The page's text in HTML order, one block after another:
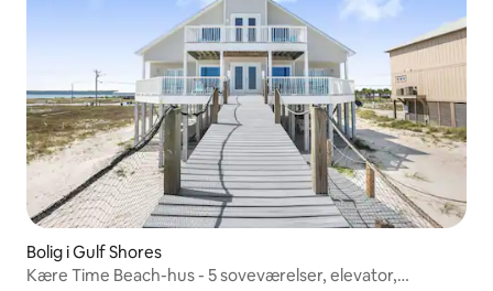
Bolig i Gulf Shores
Kære Time Beach-hus - 5 soveværelser, elevator,